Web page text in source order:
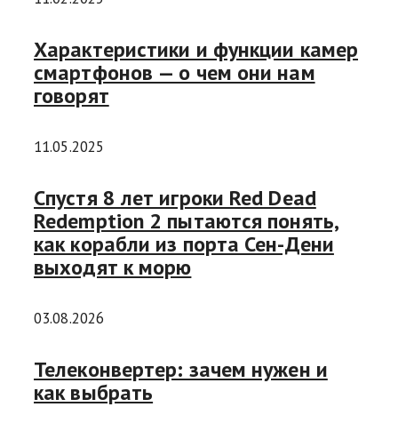
Характеристики и функции камер
смартфонов — о чем они нам
говорят
11.05.2025
Спустя 8 лет игроки Red Dead
Redemption 2 пытаются понять,
как корабли из порта Сен-Дени
выходят к морю
03.08.2026
Телеконвертер: зачем нужен и
как выбрать